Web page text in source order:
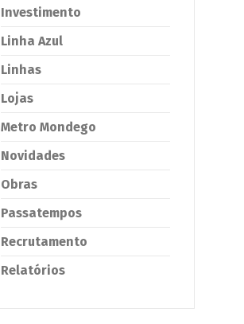
Investimento
Linha Azul
Linhas
Lojas
Metro Mondego
Novidades
Obras
Passatempos
Recrutamento
Relatórios